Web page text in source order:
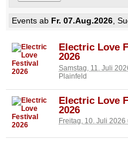
Events ab Fr. 07.Aug.2026 ,
Electric Love
2026
Samstag, 11. Juli
Plainfeld
Electric Love
2026
Freitag, 10. Juli 2026